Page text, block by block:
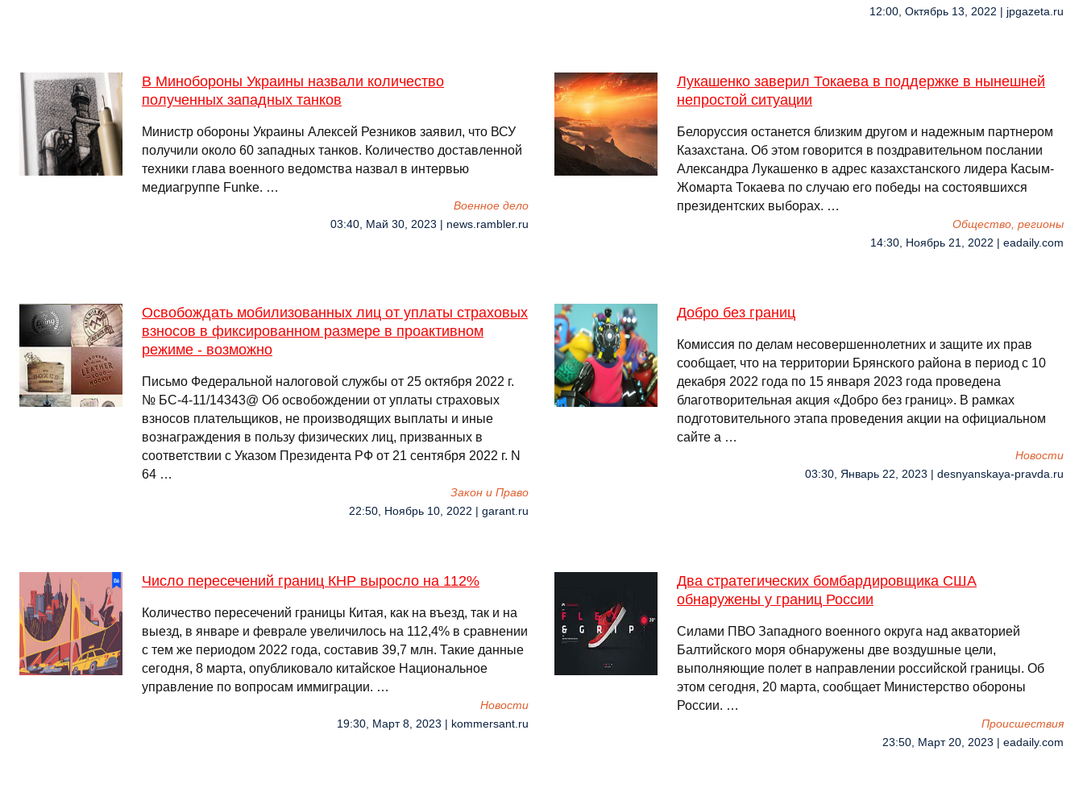
12:00, Октябрь 13, 2022 | jpgazeta.ru
В Минобороны Украины назвали количество
полученных западных танков
Министр обороны Украины Алексей Резников заявил, что ВСУ
получили около 60 западных танков. Количество доставленной
техники глава военного ведомства назвал в интервью
медиагруппе Funke. …
Военное дело
03:40, Май 30, 2023 | news.rambler.ru
Лукашенко заверил Токаева в поддержке в нынешней
непростой ситуации
Белоруссия останется близким другом и надежным партнером
Казахстана. Об этом говорится в поздравительном послании
Александра Лукашенко в адрес казахстанского лидера Касым-
Жомарта Токаева по случаю его победы на состоявшихся
президентских выборах. …
Общество, регионы
14:30, Ноябрь 21, 2022 | eadaily.com
Освобождать мобилизованных лиц от уплаты страховых
взносов в фиксированном размере в проактивном
режиме - возможно
Письмо Федеральной налоговой службы от 25 октября 2022 г.
№ БС-4-11/14343@ Об освобождении от уплаты страховых
взносов плательщиков, не производящих выплаты и иные
вознаграждения в пользу физических лиц, призванных в
соответствии с Указом Президента РФ от 21 сентября 2022 г. N
64 …
Закон и Право
22:50, Ноябрь 10, 2022 | garant.ru
Добро без границ
Комиссия по делам несовершеннолетних и защите их прав
сообщает, что на территории Брянского района в период с 10
декабря 2022 года по 15 января 2023 года проведена
благотворительная акция «Добро без границ». В рамках
подготовительного этапа проведения акции на официальном
сайте а …
Новости
03:30, Январь 22, 2023 | desnyanskaya-pravda.ru
Число пересечений границ КНР выросло на 112%
Количество пересечений границы Китая, как на въезд, так и на
выезд, в январе и феврале увеличилось на 112,4% в сравнении
с тем же периодом 2022 года, составив 39,7 млн. Такие данные
сегодня, 8 марта, опубликовало китайское Национальное
управление по вопросам иммиграции. …
Новости
19:30, Март 8, 2023 | kommersant.ru
Два стратегических бомбардировщика США
обнаружены у границ России
Силами ПВО Западного военного округа над акваторией
Балтийского моря обнаружены две воздушные цели,
выполняющие полет в направлении российской границы. Об
этом сегодня, 20 марта, сообщает Министерство обороны
России. …
Происшествия
23:50, Март 20, 2023 | eadaily.com